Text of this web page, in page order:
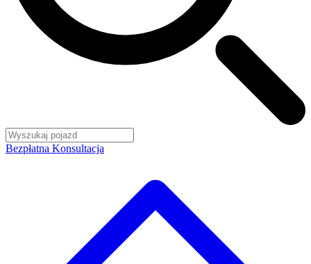
Bezpłatna Konsultacja